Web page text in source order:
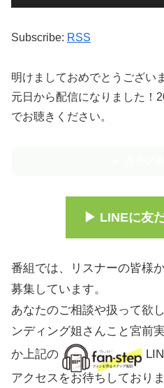
声
ヤ
ー
Subscribe: RSS
明けましておめでとうござい
元日から配信になりました！
でお聴きください。
▶︎ LINEに友
番組では、リスナーの皆様
募集しています。
あなたのご相談や扱って欲
ンディング姐さんこと宮前
か上記の
アクセスをお待ちしておりま